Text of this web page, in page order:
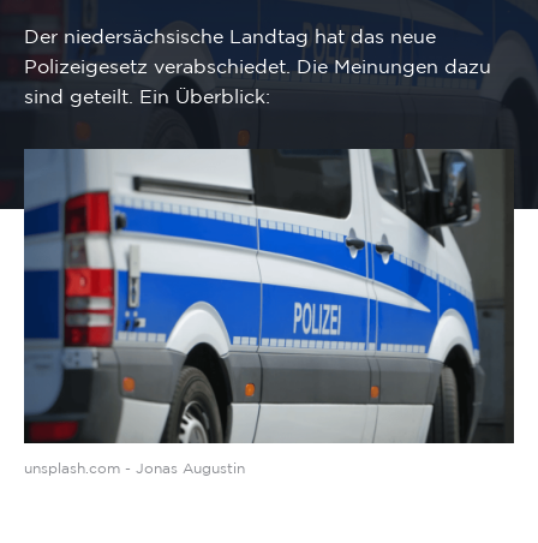
Der niedersächsische Landtag hat das neue
Polizeigesetz verabschiedet. Die Meinungen dazu
sind geteilt. Ein Überblick:
unsplash.com - Jonas Augustin